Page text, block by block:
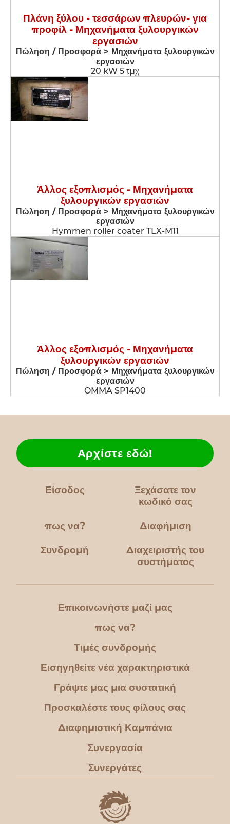
Πλάνη ξύλου - τεσσάρων πλευρών- για
προφίλ - Μηχανήματα ξυλουργικών
εργασιών
Πώληση / Προσφορά > Μηχανήματα ξυλουργικών
εργασιών
20 kW 5 τμχ
Άλλος εξοπλισμός - Μηχανήματα
ξυλουργικών εργασιών
Πώληση / Προσφορά > Μηχανήματα ξυλουργικών
εργασιών
Hymmen roller coater TLX-M11
Άλλος εξοπλισμός - Μηχανήματα
ξυλουργικών εργασιών
Πώληση / Προσφορά > Μηχανήματα ξυλουργικών
εργασιών
OMMA SP1400
Είσοδος
Ξεχάσατε τον
κωδικό σας
πως να?
Αρχίστε εδώ!
Διαφήμιση
Συνδρομή
Διαχειριστής του
συστήματος
Επικοινωνήστε μαζί μας
πως να?
Τιμές συνδρομής
Εισηγηθείτε νέα χαρακτηριστικά
Γράψτε μας μια συστατική
Προσκαλέστε τους φίλους σας
Διαφημιστική Καμπάνια
Συνεργασία
Συνεργάτες